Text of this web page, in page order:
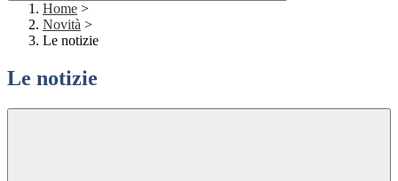
Home >
Novità >
Le notizie
Le notizie